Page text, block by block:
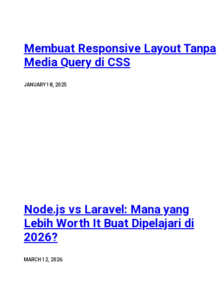
Membuat Responsive Layout Tanpa
Media Query di CSS
JANUARY 18, 2025
Node.js vs Laravel: Mana yang
Lebih Worth It Buat Dipelajari di
2026?
MARCH 12, 2026